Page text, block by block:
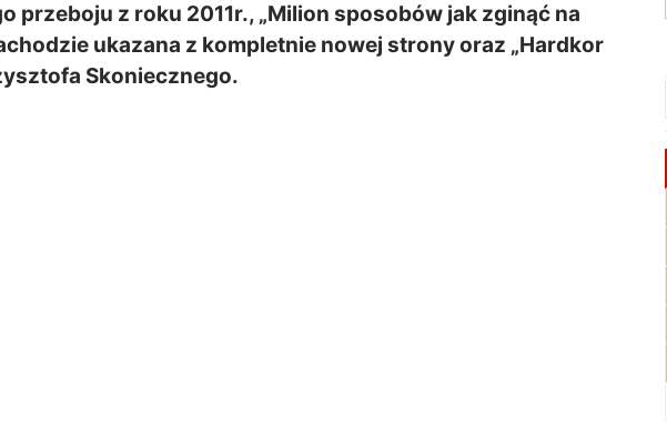
przeboju z roku 2011r., „Milion sposobów jak zginąć na
ukazana z kompletnie nowej strony oraz „Hardkor
Skoniecznego.